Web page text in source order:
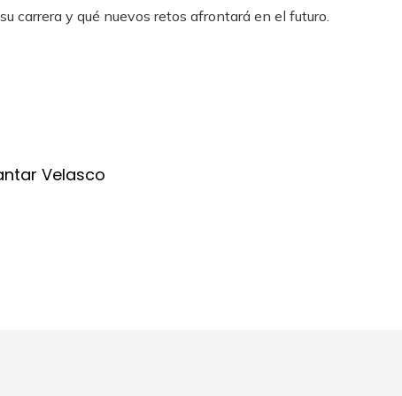
carrera y qué nuevos retos afrontará en el futuro.
Velasco